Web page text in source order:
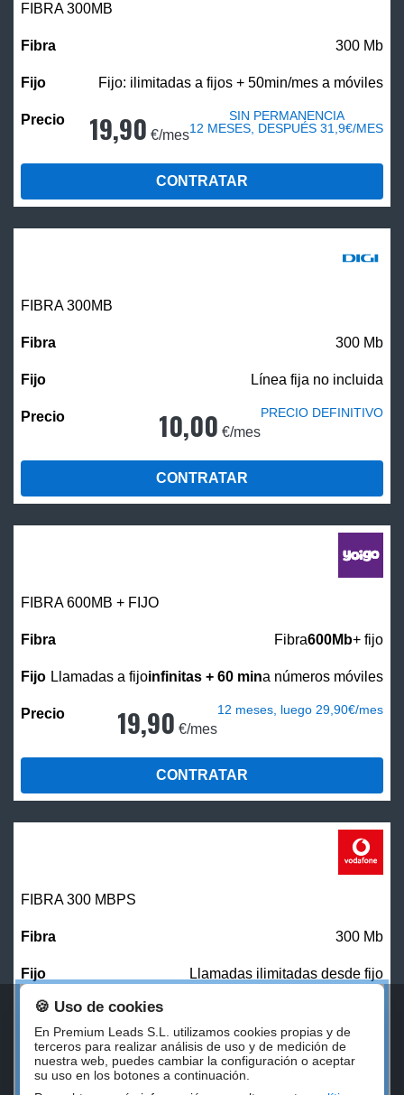
FIBRA 300MB
300 Mb
Fijo: ilimitadas a fijos + 50min/mes a móviles
19,90 €/mes
SIN PERMANENCIA
12 MESES, DESPUÉS 31,9€/MES
CONTRATAR
FIBRA 300MB
300 Mb
Línea fija no incluida
10,00 €/mes
PRECIO DEFINITIVO
CONTRATAR
FIBRA 600MB + FIJO
Fibra600Mb+ fijo
Llamadas a fijoinfinitas + 60 mina números móviles
19,90 €/mes
12 meses, luego 29,90€/mes
CONTRATAR
FIBRA 300 MBPS
300 Mb
Llamadas ilimitadas desde fijo
27,00 €/mes
CONTRATAR
🍪 Uso de cookies
En Premium Leads S.L. utilizamos cookies propias y de
terceros para realizar análisis de uso y de medición de
nuestra web, puedes cambiar la configuración o aceptar
su uso en los botones a continuación.